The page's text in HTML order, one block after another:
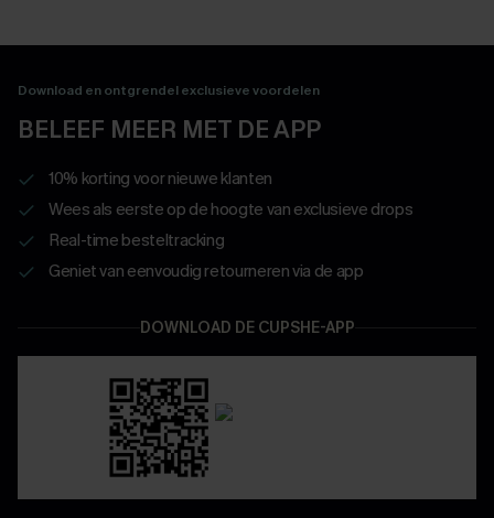
Download en ontgrendel exclusieve voordelen
BELEEF MEER MET DE APP
10% korting voor nieuwe klanten
Wees als eerste op de hoogte van exclusieve drops
Real-time besteltracking
Geniet van eenvoudig retourneren via de app
DOWNLOAD DE CUPSHE-APP